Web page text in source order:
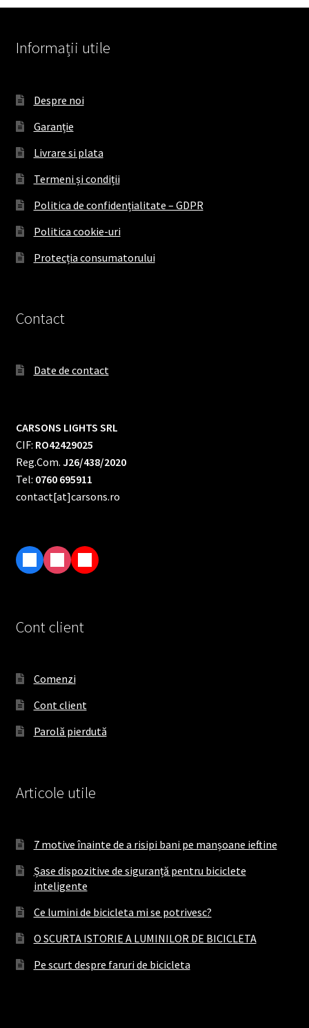
Informații utile
Despre noi
Garanție
Livrare si plata
Termeni și condiții
Politica de confidențialitate – GDPR
Politica cookie-uri
Protecția consumatorului
Contact
Date de contact
CARSONS LIGHTS SRL
CIF: RO42429025
Reg.Com. J26/438/2020
Tel: 0760 695911
contact[at]carsons.ro
F
b
k
I
t
a
a
m
T
Cont client
Comenzi
Cont client
Parolă pierdută
Articole utile
7 motive înainte de a risipi bani pe manșoane ieftine
Șase dispozitive de siguranță pentru biciclete
inteligente
Ce lumini de bicicleta mi se potrivesc?
O SCURTA ISTORIE A LUMINILOR DE BICICLETA
Pe scurt despre faruri de bicicleta